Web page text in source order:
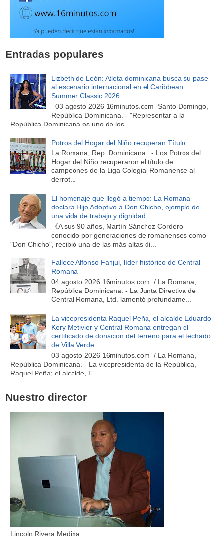
Entradas populares
Lizbeth de León: Atleta dominicana busca su pase
al escenario internacional en el Caribbean
Summer Classic 2026
03 agosto 2026 16minutos.com Santo Domingo,
República Dominicana. - "Representar a la
República Dominicana es uno de los...
Potros del Hogar del Niño recuperan Título
La Romana, Rep. Dominicana. .- Los Potros del
Hogar del Niño recuperaron el título de
campeones de la Liga Colegial Romanense al
derrot...
El homenaje que llegó a tiempo: La Romana
declara Hijo Adoptivo a Don Chicho, ejemplo de
una vida de trabajo y dignidad
《A sus 90 años, Martín Sánchez Cordero,
conocido por generaciones de romanenses como
"Don Chicho", recibió una de las más altas di...
Fallece Alfonso Fanjul, líder histórico de Central
Romana
04 agosto 2026 16minutos.com / La Romana,
República Dominicana. - La Junta Directiva de
Central Romana, Ltd. lamentó profundame...
La vicepresidenta Raquel Peña, el alcalde Eduardo
Kery Metivier y Central Romana entregan el
certificado de donación del terreno para el techado
de Villa Verde
03 agosto 2026 16minutos.com / La Romana,
República Dominicana. - La vicepresidenta de la República,
Raquel Peña; el alcalde, E...
Nuestro director
Lincoln Rivera Medina